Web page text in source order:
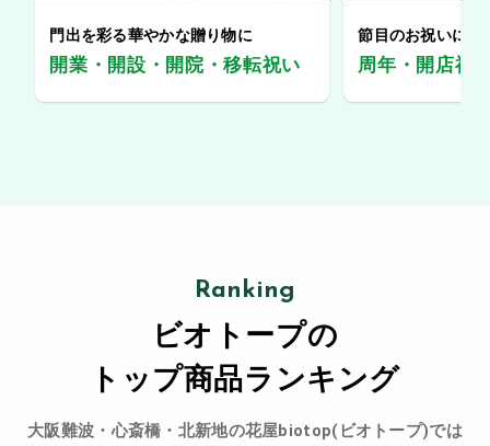
門出を彩る華やかな贈り物に
開業・開設・開院・移転祝い
節目のお祝いに、
周年・開店祝
Ranking
ビオトープの
トップ商品ランキング
大阪難波・心斎橋・北新地の花屋biotop(ビオトープ)では